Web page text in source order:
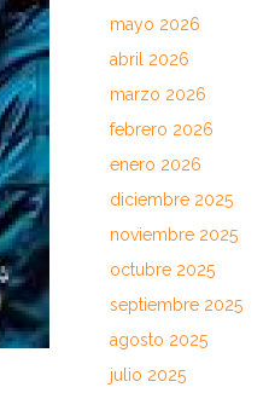
mayo 2026
abril 2026
marzo 2026
febrero 2026
enero 2026
diciembre 2025
noviembre 2025
octubre 2025
septiembre 2025
agosto 2025
julio 2025